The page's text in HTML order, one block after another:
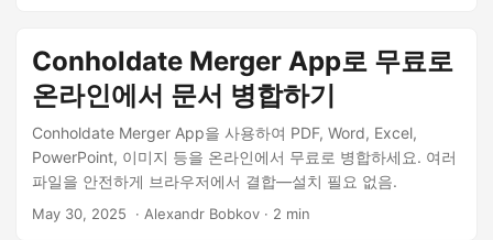
Conholdate Merger App로 무료로
온라인에서 문서 병합하기
Conholdate Merger App을 사용하여 PDF, Word, Excel,
PowerPoint, 이미지 등을 온라인에서 무료로 병합하세요. 여러
파일을 안전하게 브라우저에서 결합—설치 필요 없음.
May 30, 2025 ‎ · Alexandr Bobkov · 2 min